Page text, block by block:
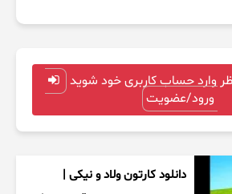
وارد حساب کاربری خود شوید
ورود/عضویت
دانلود کارتون ولاد و نیکی |